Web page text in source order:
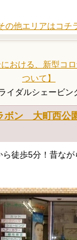
の他エリアはコチ
における、新型コ
ついて】
イダルシェービン
ボン 大町西公
ら徒歩5分！昔な